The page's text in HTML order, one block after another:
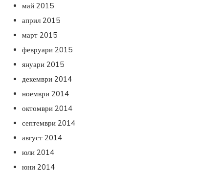
май 2015
април 2015
март 2015
февруари 2015
януари 2015
декември 2014
ноември 2014
октомври 2014
септември 2014
август 2014
юли 2014
юни 2014